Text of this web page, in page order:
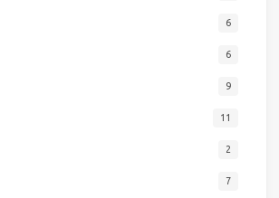
6
6
9
11
2
7